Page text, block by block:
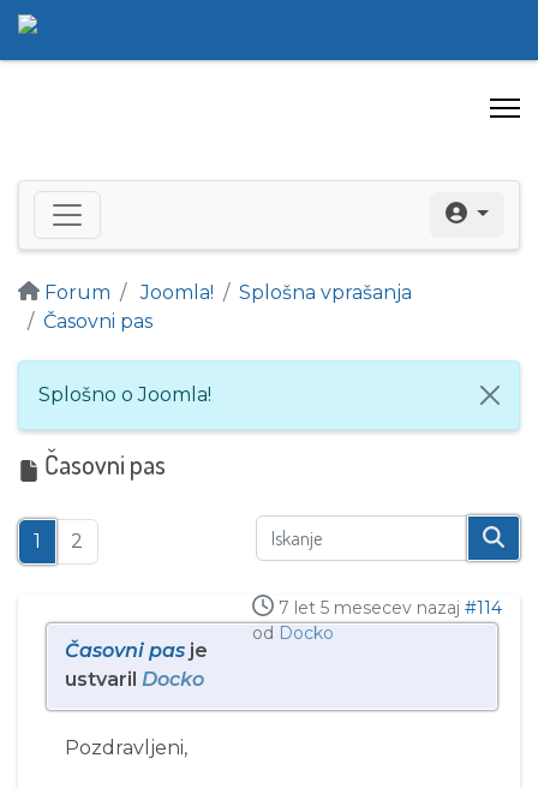
Forum Joomla!
Splošna vprašanja
Časovni pas
Splošno o Joomla!
Časovni pas
1 2
7 let 5 mesecev nazaj #114
od Docko
Časovni pas je
ustvaril Docko
Pozdravljeni,